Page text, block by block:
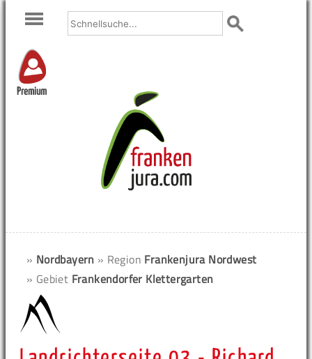
Premium
» Nordbayern » Region Frankenjura Nordwest
» Gebiet Frankendorfer Klettergarten